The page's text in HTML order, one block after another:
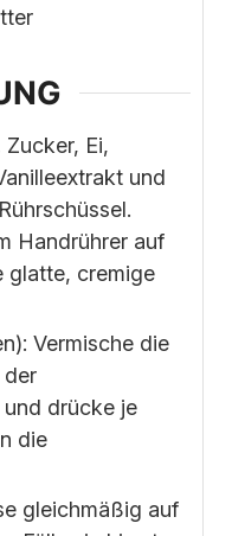
Ei,
und
Handrührer auf
glatte, cremige
Vermische die
der
drücke je
die
gleichmäßig auf